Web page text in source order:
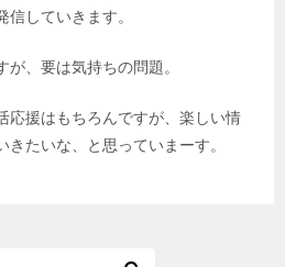
していきます。
、要は気持ちの問題。
応援はもちろんですが、楽しい情
たいな、と思っていまーす。